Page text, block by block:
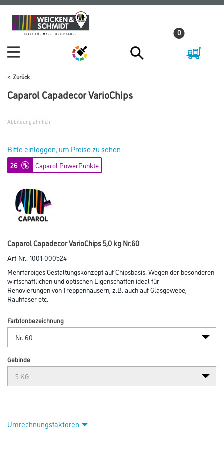
Zum
Inhalt
Zum
Navigationsmenü
0
Zurück
Caparol Capadecor VarioChips
Abbildung ähnlich
Bitte einloggen, um Preise zu sehen
26 Caparol PowerPunkte